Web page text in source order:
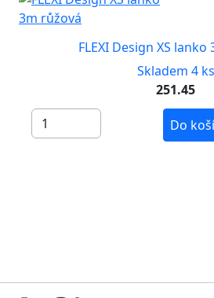
FLEXI Design XS
Skladem 4 ks
251.45
Do